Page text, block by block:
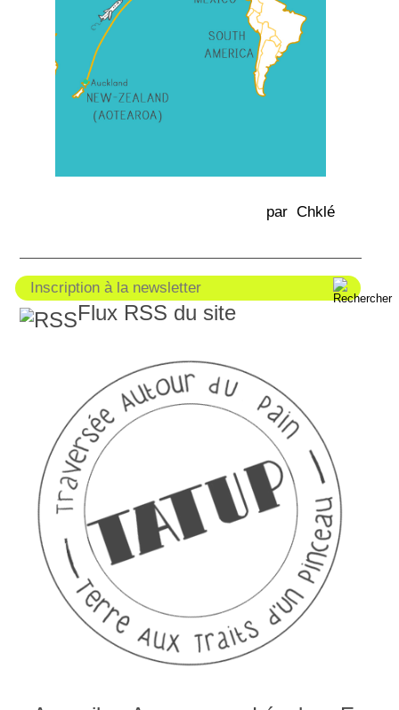
par Chklé
Flux RSS du site